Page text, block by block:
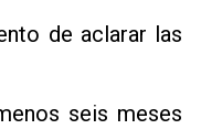
de aclarar las
seis meses